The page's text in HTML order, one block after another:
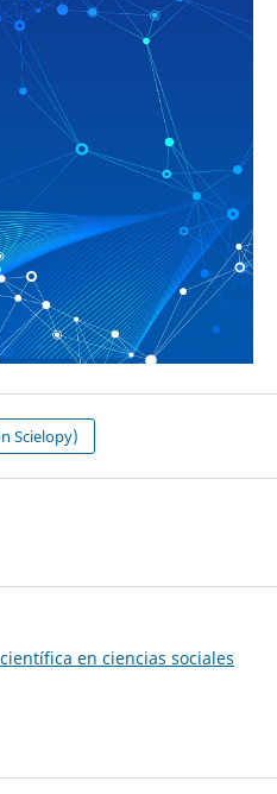
Scielopy)
en ciencias sociales